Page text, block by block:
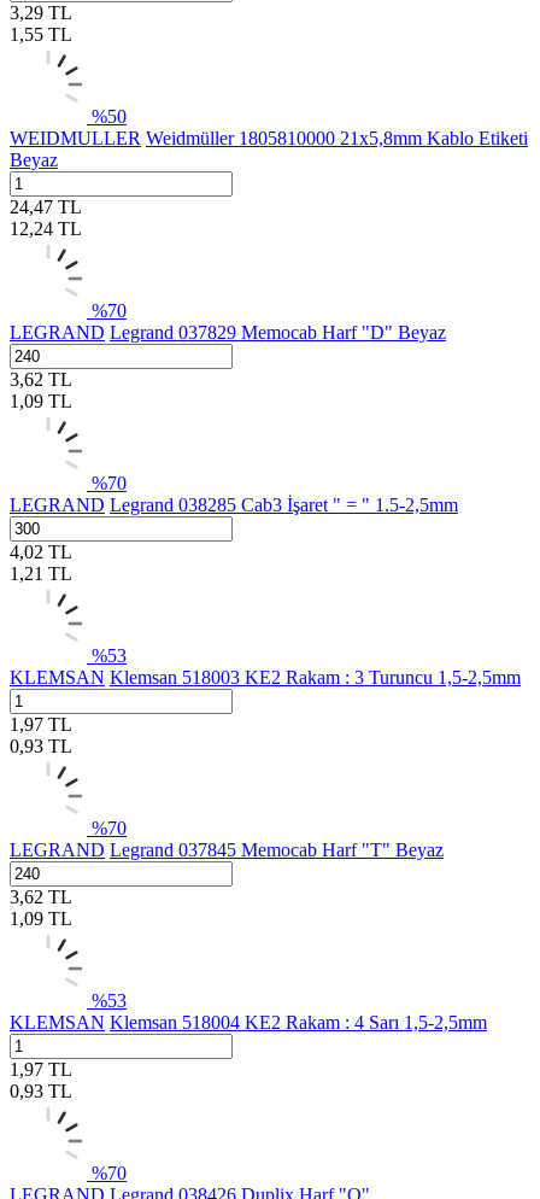
3,29 TL
1,55 TL
%50
WEIDMULLER Weidmüller 1805810000 21x5,8mm Kablo Etiketi
Beyaz
24,47 TL
12,24 TL
%70
LEGRAND Legrand 037829 Memocab Harf "D" Beyaz
3,62 TL
1,09 TL
%70
LEGRAND Legrand 038285 Cab3 İşaret " = " 1.5-2,5mm
4,02 TL
1,21 TL
%53
KLEMSAN Klemsan 518003 KE2 Rakam : 3 Turuncu 1,5-2,5mm
1,97 TL
0,93 TL
%70
LEGRAND Legrand 037845 Memocab Harf "T" Beyaz
3,62 TL
1,09 TL
%53
KLEMSAN Klemsan 518004 KE2 Rakam : 4 Sarı 1,5-2,5mm
1,97 TL
0,93 TL
%70
LEGRAND Legrand 038426 Duplix Harf "Q"